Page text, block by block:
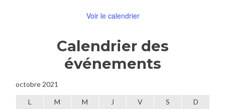
Voir le calendrier
Calendrier des
événements
octobre 2021
L M M J V S
D